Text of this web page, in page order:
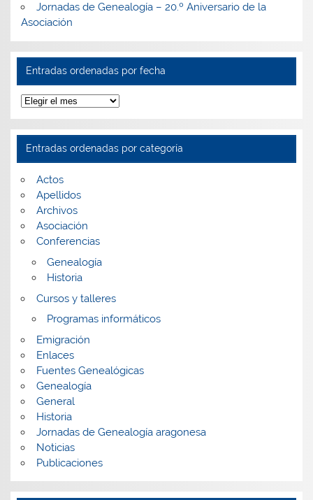
Jornadas de Genealogía – 20.º Aniversario de la
Asociación
Entradas ordenadas por fecha
Entradas
ordenadas
por
fecha
Entradas ordenadas por categoría
Actos
Apellidos
Archivos
Asociación
Conferencias
Genealogía
Historia
Cursos y talleres
Programas informáticos
Emigración
Enlaces
Fuentes Genealógicas
Genealogía
General
Historia
Jornadas de Genealogía aragonesa
Noticias
Publicaciones